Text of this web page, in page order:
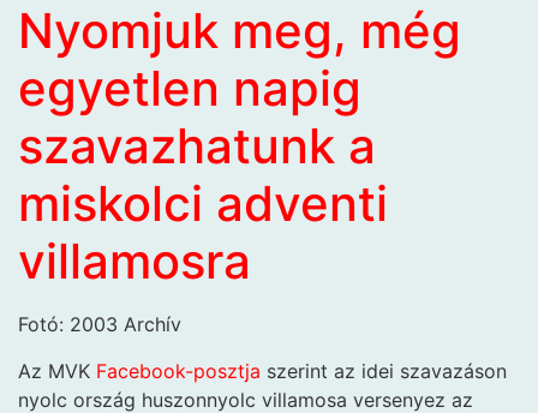
Nyomjuk meg, még
egyetlen napig
szavazhatunk a
miskolci adventi
villamosra
Fotó: 2003 Archív
Az MVK Facebook-posztja szerint az idei szavazáson
nyolc ország huszonnyolc villamosa versenyez az